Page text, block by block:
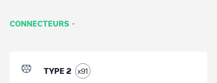
CONNECTEURS ·
TYPE 2 x91